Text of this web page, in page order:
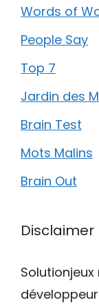
Words of
People Say
Top 7
Jardin des
Brain Test
Mots Malins
Brain Out
Disclaimer
Solutionjeux